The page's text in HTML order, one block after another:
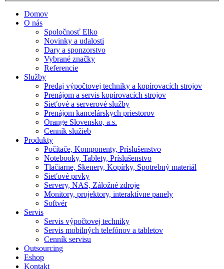
Domov
O nás
Spoločnosť Elko
Novinky a udalosti
Dary a sponzorstvo
Vybrané značky
Referencie
Služby
Predaj výpočtovej techniky a kopírovacích strojov
Prenájom a servis kopírovacích strojov
Sieťové a serverové služby
Prenájom kancelárskych priestorov
Orange Slovensko, a.s.
Cenník služieb
Produkty
Počítače, Komponenty, Príslušenstvo
Notebooky, Tablety, Príslušenstvo
Tlačiarne, Skenery, Kopírky, Spotrebný materiál
Sieťové prvky
Servery, NAS, Záložné zdroje
Monitory, projektory, interaktívne panely
Softvér
Servis
Servis výpočtovej techniky
Servis mobilných telefónov a tabletov
Cenník servisu
Outsourcing
Eshop
Kontakt